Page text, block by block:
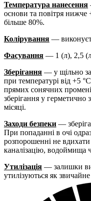
Температура нанесення
основи та повітря нижче
більше 80%.
Колірування —
Фасування — 1 (л), 2,5
Зберігання — у щільно
при температурі від +5
прямих сонячних
зберігання у герметично
місяці.
Заходи безпеки —
При попаданні в очі
розпорошенні не
каналізацію, водоймища
Утилізація — залишки
утилізуються як звичайне